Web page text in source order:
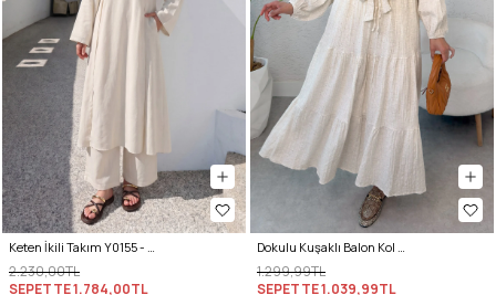
Keten İkili Takım Y0155 - EKRU
2.230,00TL
SEPETTE1.784,00TL
Dokulu Kuşaklı Balon Kol Etekli Takım 2365 - EKRU
1.299,99TL
SEPETTE1.039,99TL